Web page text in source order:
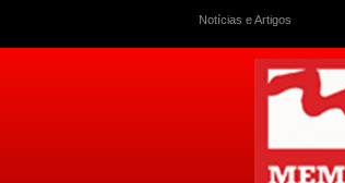
Notícias e Artigos